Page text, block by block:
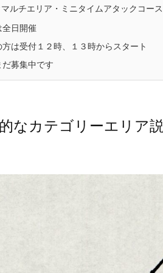
ルチエリア・ミニタイムアタックコース
全日開催
方は受付１２時、１３時からスタート
だ募集中です
なカテゴリーエリア